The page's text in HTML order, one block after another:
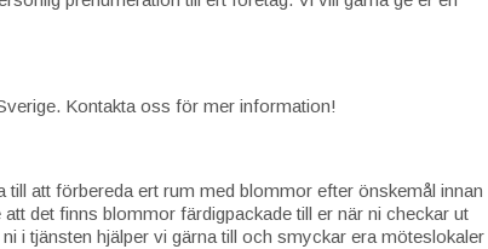
Kontakta oss för mer information!
till att förbereda ert rum med blommor efter önskemål innan
det finns blommor färdigpackade till er när ni checkar ut
i tjänsten hjälper vi gärna till och smyckar era möteslokaler